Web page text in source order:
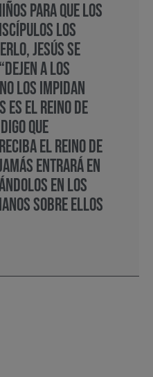
para que los
los
Jesús se
a los
los impidan
es el reino de
que
el reino de
entrará en
en los
sobre ellos